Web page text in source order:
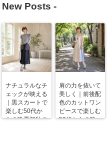
New Posts -
ナチュラルなチ
ェックが映える
｜黒スカートで
楽しむ50代か
らの晩夏初秋の
肩の力を抜いて
美しく｜前後配
色のカットワン
ピースで楽しむ
50代からの晩